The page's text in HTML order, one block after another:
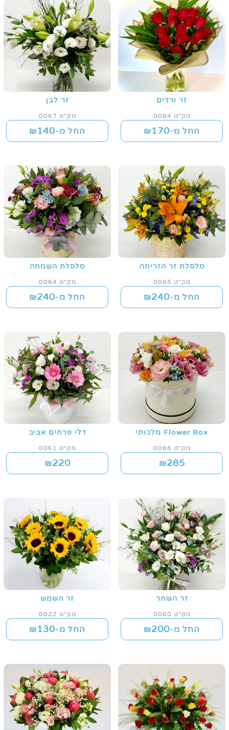
זר ורדים
מק"ט 0084
החל מ-₪170
זר לבן
מק"ט 0067
החל מ-₪140
סלסלת זר הזריחה
מק"ט 0065
החל מ-₪240
סלסלת השמחה
מק"ט 0064
החל מ-₪240
Flower Box מלכותי
מק"ט 0066
₪285
דלי פרחים אביב
מק"ט 0061
₪220
זר השחר
מק"ט 0060
החל מ-₪200
זר השמש
מק"ט 0022
החל מ-₪130